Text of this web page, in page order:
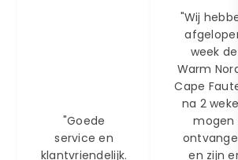
"Goede
service en
klantvriendelijk.
"Wij
week de
Warm
Cape
na 2
mogen
en zijn